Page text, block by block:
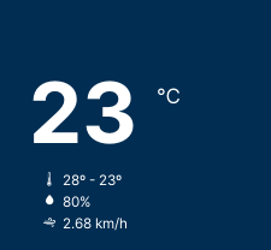
23 ℃
28º - 23º
80%
2.68 km/h